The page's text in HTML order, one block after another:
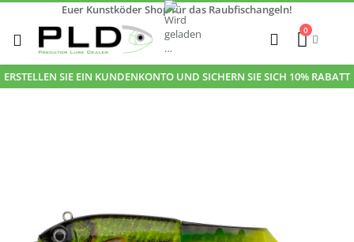
Euer Kunstköder Shop für das Raubfischangeln!
Zum
Inhalt
springen
Cart
0
Suche
ERSTELLEN SIE EIN KUNDENKONTO UND SICHERN SIE SICH 10% RABATT